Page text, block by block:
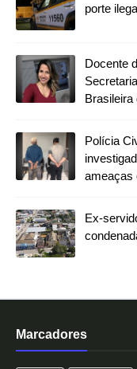
porte
Docente
Brasileira
Polícia
ameaças
Ex-
Marcadores